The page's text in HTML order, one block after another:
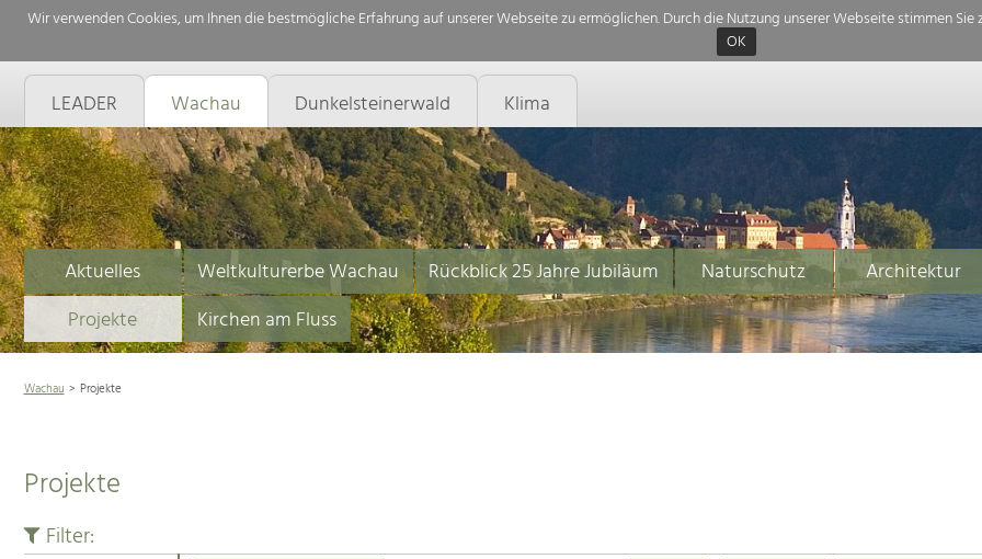
Wir verwenden Cookies, um Ihnen die bestmögliche Erfahrung auf unserer Webseite zu ermöglichen. Durch die Nutzung unserer Webseite stimmen
OK
LEADER Wachau Dunkelsteinerwald Klima
Aktuelles Weltkulturerbe Wachau Rückblick 25 Jahre Jubiläum Naturschutz Architektur
Projekte
Kirchen am Fluss
Wachau Projekte
Projekte
Filter: